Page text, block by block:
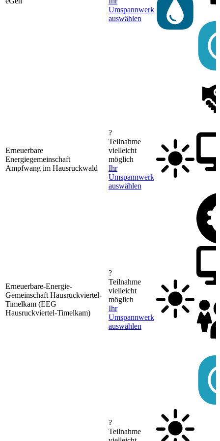
Umspannwerk
auswählen
Erneuerbare
Energiegemeinschaft
Ampfwang im Hausruckwald
?
Teilnahme
vielleicht
möglich
Ihr
Umspannwerk
auswählen
Erneuerbare-Energie-
Gemeinschaft Hausruckviertel-
Timelkam (EEG
Hausruckviertel-Timelkam)
?
Teilnahme
vielleicht
möglich
Ihr
Umspannwerk
auswählen
?
Teilnahme